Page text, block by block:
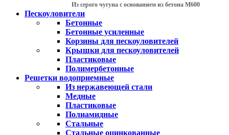
Из серого чугуна с основанием из бетона М600
Пескоуловители
Бетонные
Бетонные усиленные
Корзины для пескоуловителей
Крышки для пескоуловителей
Пластиковые
Полимербетонные
Решетки водоприемные
Из нержавеющей стали
Медные
Пластиковые
Полиамидные
Стальные
Стальные оцинкованные